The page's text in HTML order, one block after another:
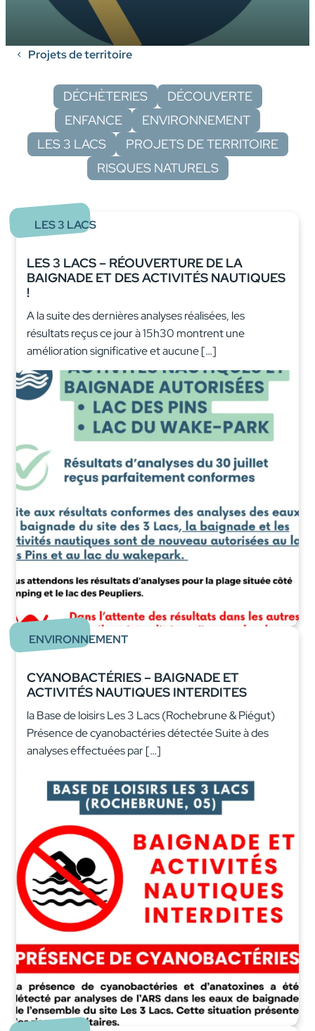
Projets de territoire
DÉCHÈTERIES
DÉCOUVERTE
ENFANCE
ENVIRONNEMENT
LES 3 LACS
PROJETS DE TERRITOIRE
RISQUES NATURELS
LES 3 LACS
LES 3 LACS – RÉOUVERTURE DE LA
BAIGNADE ET DES ACTIVITÉS NAUTIQUES
!
A la suite des dernières analyses réalisées, les
résultats reçus ce jour à 15h30 montrent une
amélioration significative et aucune […]
ENVIRONNEMENT
CYANOBACTÉRIES – BAIGNADE ET
ACTIVITÉS NAUTIQUES INTERDITES
la Base de loisirs Les 3 Lacs (Rochebrune & Piégut)
Présence de cyanobactéries détectée Suite à des
analyses effectuées par […]